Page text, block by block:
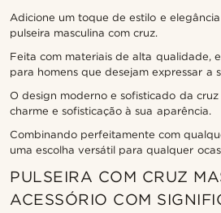
Adicione um toque de estilo e
pulseira masculina com cruz.
Feita com materiais de alta qualidade,
para homens que desejam expressar a
O design moderno e sofisticado da
charme e sofisticação à sua aparência.
Combinando perfeitamente com
uma escolha versátil para qualquer
PULSEIRA COM CRUZ
ACESSÓRIO COM